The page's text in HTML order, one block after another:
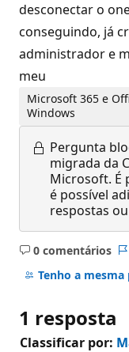
desconectar o
conseguindo, já
administrador e
meu
Microsoft 365 e
Windows
Pergunta
migrada da
Microsoft. É
é possível
respostas
0 comentários
Sem
Tenho a
1 resposta
Classificar por: